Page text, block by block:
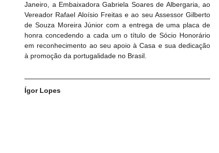
Janeiro, a Embaixadora Gabriela Soares de Albergaria, ao
Vereador Rafael Aloísio Freitas e ao seu Assessor Gilberto
de Souza Moreira Júnior com a entrega de uma placa de
honra concedendo a cada um o título de Sócio Honorário
em reconhecimento ao seu apoio à Casa e sua dedicação
à promoção da portugalidade no Brasil.
Ígor Lopes